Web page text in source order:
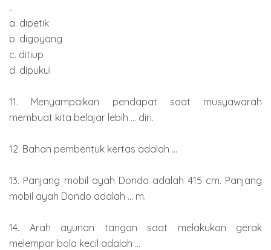
..
a. dipetik
b. digoyang
c. ditiup
d. dipukul
11. Menyampaikan pendapat saat musyawarah
membuat kita belajar lebih ... diri.
12. Bahan pembentuk kertas adalah ...
13. Panjang mobil ayah Dondo adalah 415 cm. Panjang
mobil ayah Dondo adalah ... m.
14. Arah ayunan tangan saat melakukan gerak
melempar bola kecil adalah ...